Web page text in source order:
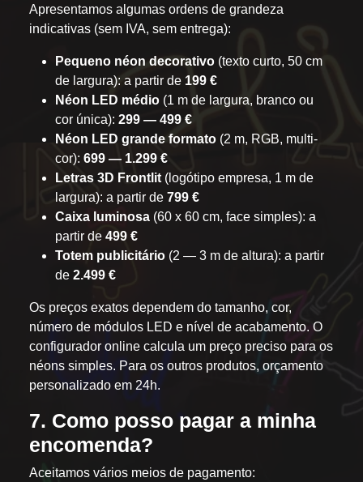
Apresentamos algumas ordens de grandeza
indicativas (sem IVA, sem entrega):
Pequeno néon decorativo (texto curto, 50 cm
de largura): a partir de 199 €
Néon LED médio (1 m de largura, branco ou
cor única): 299 — 499 €
Néon LED grande formato (2 m, RGB, multi-
cor): 699 — 1.299 €
Letras 3D Frontlit (logótipo empresa, 1 m de
largura): a partir de 799 €
Caixa luminosa (60 x 60 cm, face simples): a
partir de 499 €
Totem publicitário (2 — 3 m de altura): a partir
de 2.499 €
Os preços exatos dependem do tamanho, cor,
número de módulos LED e nível de acabamento. O
configurador online calcula um preço preciso para os
néons simples. Para os outros produtos, orçamento
personalizado em 24h.
7. Como posso pagar a minha
encomenda?
Aceitamos vários meios de pagamento: